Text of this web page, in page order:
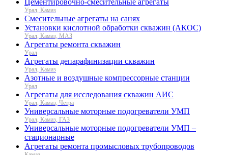
Цементировочно-смесительные агрегаты
Урал, Камаз
Смесительные агрегаты на санях
Установки кислотной обработки скважин (АКОС)
Урал, Камаз, МАЗ
Агрегаты ремонта скважин
Урал
Агрегаты депарафинизации скважин
Урал, Камаз
Азотные и воздушные компрессорные станции
Урал
Агрегаты для исследования скважин АИС
Урал, Камаз, Четра
Универсальные моторные подогреватели УМП
Урал, Камаз, ГАЗ
Универсальные моторные подогреватели УМП –
стационарные
Агрегаты ремонта промысловых трубопроводов